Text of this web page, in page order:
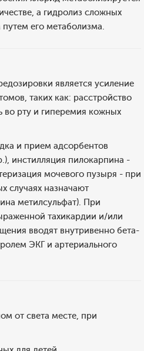
а гидролиз сложных
его метаболизма.
является усиление
таких как: расстройство
во рту и гиперемия кожных
и прием адсорбентов
инстилляция пилокарпина -
мочевого пузыря - при
случаях назначают
метилсульфат). При
тахикардии и/или
вводят внутривенно бета-
ЭКГ и артериального
от света месте, при